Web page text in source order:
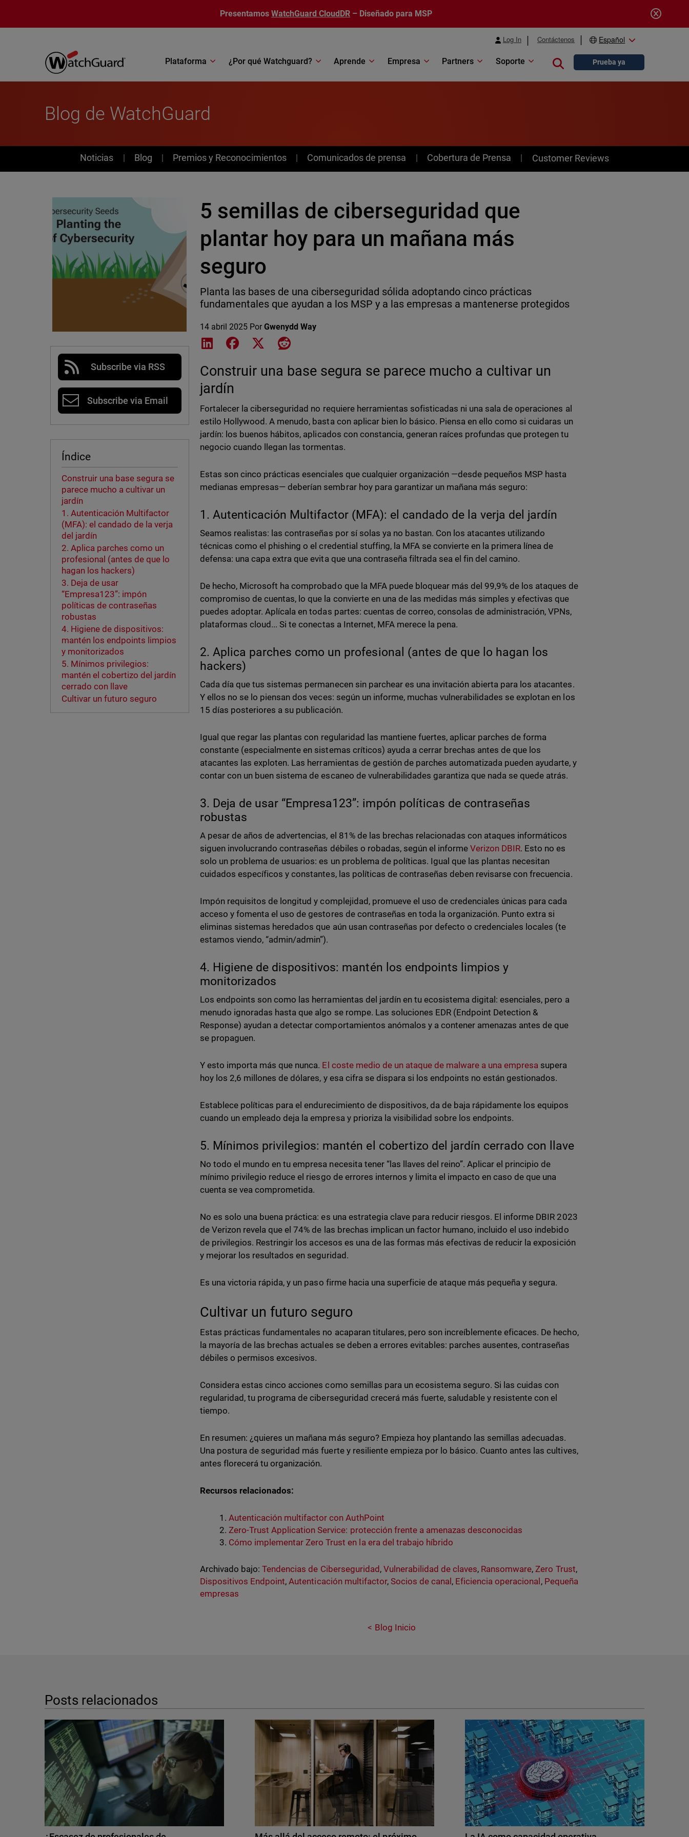
Presentamos WatchGuard CloudDR – Diseñado para MSP
Log In Contáctenos Español
Plataforma ¿Por qué Watchguard? Aprende Empresa Partners Soporte Close searchPrueba ya
Blog de WatchGuard
News
Noticias Blog Premios y Reconocimientos Comunicados de prensa Cobertura de Prensa Customer Reviews
Subscribe via RSS
Subscribe via Email
Índice
Construir una base segura se
parece mucho a cultivar un
jardín
1. Autenticación Multifactor
(MFA): el candado de la verja
del jardín
2. Aplica parches como un
profesional (antes de que lo
hagan los hackers)
3. Deja de usar
“Empresa123”: impón
políticas de contraseñas
robustas
4. Higiene de dispositivos:
mantén los endpoints limpios
y monitorizados
5. Mínimos privilegios:
mantén el cobertizo del jardín
cerrado con llave
Cultivar un futuro seguro
5 semillas de ciberseguridad que
plantar hoy para un mañana más
seguro
Planta las bases de una ciberseguridad sólida adoptando cinco prácticas
fundamentales que ayudan a los MSP y a las empresas a mantenerse protegidos
14 abril 2025 PorGwenydd Way
Share on LinkedIn
Share on Facebook
Share on XShare on Reddit
Construir una base segura se parece mucho a cultivar un
jardín
Fortalecer la ciberseguridad no requiere herramientas sofisticadas ni una sala de operaciones al
estilo Hollywood. A menudo, basta con aplicar bien lo básico. Piensa en ello como si cuidaras un
jardín: los buenos hábitos, aplicados con constancia, generan raíces profundas que protegen tu
negocio cuando llegan las tormentas.
Estas son cinco prácticas esenciales que cualquier organización —desde pequeños MSP hasta
medianas empresas— deberían sembrar hoy para garantizar un mañana más seguro:
1. Autenticación Multifactor (MFA): el candado de la verja del jardín
Seamos realistas: las contraseñas por sí solas ya no bastan. Con los atacantes utilizando
técnicas como el phishing o el credential stuffing, la MFA se convierte en la primera línea de
defensa: una capa extra que evita que una contraseña filtrada sea el fin del camino.
De hecho, Microsoft ha comprobado que la MFA puede bloquear más del 99,9% de los ataques de
compromiso de cuentas, lo que la convierte en una de las medidas más simples y efectivas que
puedes adoptar. Aplícala en todas partes: cuentas de correo, consolas de administración, VPNs,
plataformas cloud... Si te conectas a Internet, MFA merece la pena.
2. Aplica parches como un profesional (antes de que lo hagan los
hackers)
Cada día que tus sistemas permanecen sin parchear es una invitación abierta para los atacantes.
Y ellos no se lo piensan dos veces: según un informe, muchas vulnerabilidades se explotan en los
15 días posteriores a su publicación.
Igual que regar las plantas con regularidad las mantiene fuertes, aplicar parches de forma
constante (especialmente en sistemas críticos) ayuda a cerrar brechas antes de que los
atacantes las exploten. Las herramientas de gestión de parches automatizada pueden ayudarte, y
contar con un buen sistema de escaneo de vulnerabilidades garantiza que nada se quede atrás.
3. Deja de usar “Empresa123”: impón políticas de contraseñas
robustas
A pesar de años de advertencias, el 81% de las brechas relacionadas con ataques informáticos
siguen involucrando contraseñas débiles o robadas, según el informeVerizon DBIR. Esto no es
solo un problema de usuarios: es un problema de políticas. Igual que las plantas necesitan
cuidados específicos y constantes, las políticas de contraseñas deben revisarse con frecuencia.
Impón requisitos de longitud y complejidad, promueve el uso de credenciales únicas para cada
acceso y fomenta el uso de gestores de contraseñas en toda la organización. Punto extra si
eliminas sistemas heredados que aún usan contraseñas por defecto o credenciales locales (te
estamos viendo, “admin/admin”).
4. Higiene de dispositivos: mantén los endpoints limpios y
monitorizados
Los endpoints son como las herramientas del jardín en tu ecosistema digital: esenciales, pero a
menudo ignoradas hasta que algo se rompe. Las soluciones EDR (Endpoint Detection &
Response) ayudan a detectar comportamientos anómalos y a contener amenazas antes de que
se propaguen.
Y esto importa más que nunca. El coste medio de un ataque de malware a una empresa supera
hoy los 2,6 millones de dólares, y esa cifra se dispara si los endpoints no están gestionados.
Establece políticas para el endurecimiento de dispositivos, da de baja rápidamente los equipos
cuando un empleado deja la empresa y prioriza la visibilidad sobre los endpoints.
5. Mínimos privilegios: mantén el cobertizo del jardín cerrado con llave
No todo el mundo en tu empresa necesita tener “las llaves del reino”. Aplicar el principio de
mínimo privilegio reduce el riesgo de errores internos y limita el impacto en caso de que una
cuenta se vea comprometida.
No es solo una buena práctica: es una estrategia clave para reducir riesgos. El informe DBIR 2023
de Verizon revela que el 74% de las brechas implican un factor humano, incluido el uso indebido
de privilegios. Restringir los accesos es una de las formas más efectivas de reducir la exposición
y mejorar los resultados en seguridad.
Es una victoria rápida, y un paso firme hacia una superficie de ataque más pequeña y segura.
Cultivar un futuro seguro
Estas prácticas fundamentales no acaparan titulares, pero son increíblemente eficaces. De hecho,
la mayoría de las brechas actuales se deben a errores evitables: parches ausentes, contraseñas
débiles o permisos excesivos.
Considera estas cinco acciones como semillas para un ecosistema seguro. Si las cuidas con
regularidad, tu programa de ciberseguridad crecerá más fuerte, saludable y resistente con el
tiempo.
En resumen: ¿quieres un mañana más seguro? Empieza hoy plantando las semillas adecuadas.
Una postura de seguridad más fuerte y resiliente empieza por lo básico. Cuanto antes las cultives,
antes florecerá tu organización.
Recursos relacionados:
Autenticación multifactor con AuthPoint
Zero-Trust Application Service: protección frente a amenazas desconocidas
Cómo implementar Zero Trust en la era del trabajo híbrido
Archivado bajo: Tendencias de Ciberseguridad , Vulnerabilidad de claves, Ransomware,Zero Trust,
Dispositivos Endpoint,Autenticación multifactor, Socios de canal , Eficiencia operacional , Pequeña
empresas
Blog Inicio
Posts relacionados